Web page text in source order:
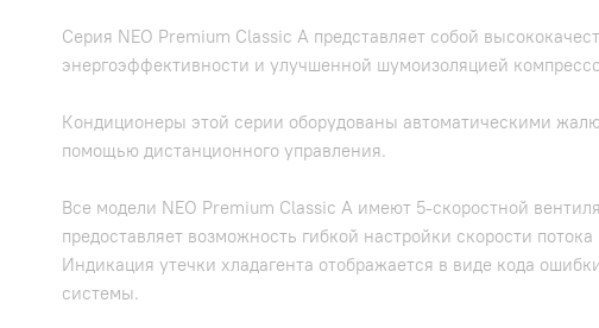
Серия NEO Premium Classic A представляет собой
энергоэффективности и улучшенной шумоизоляцией
Кондиционеры этой серии оборудованы автоматическими
помощью дистанционного управления.
Все модели NEO Premium Classic A имеют 5-скоростной
предоставляет возможность гибкой настройки скорости
Индикация утечки хладагента отображается в виде кода
системы.